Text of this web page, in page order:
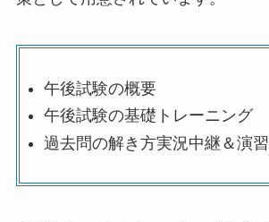
午後試験の概要
午後試験の基礎トレーニング
過去問の解き方実況中継＆演習